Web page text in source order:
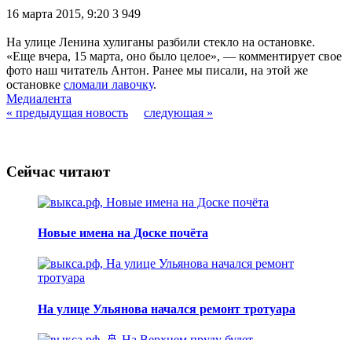
16 марта 2015, 9:20 3 949
На улице Ленина хулиганы разбили стекло на остановке.
«Еще вчера, 15 марта, оно было целое», — комментирует свое
фото наш читатель Антон. Ранее мы писали, на этой же
остановке сломали лавочку.
Медиалента
« предыдущая новость
следующая »
Сейчас читают
Новые имена на Доске почёта
На улице Ульянова начался ремонт тротуара